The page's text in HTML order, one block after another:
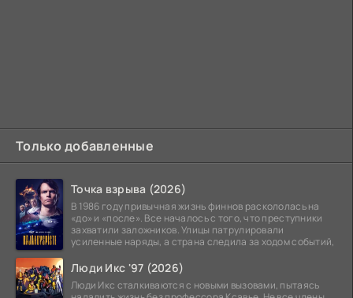
Только добавленные
Точка взрыва (2026)
В 1986 году привычная жизнь финнов раскололась на
«до» и «после». Все началось с того, что преступники
захватили заложников. Улицы патрулировали
усиленные наряды, а страна следила за ходом событий,
Люди Икс '97 (2026)
Люди Икс сталкиваются с новыми вызовами, пытаясь